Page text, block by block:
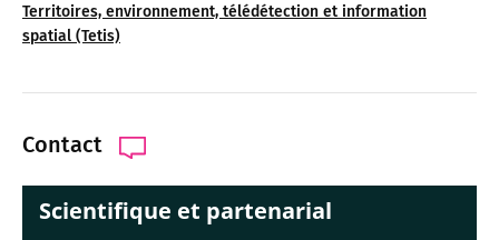
Territoires, environnement, télédétection et information
spatial (Tetis)
Contact
Scientifique et partenarial